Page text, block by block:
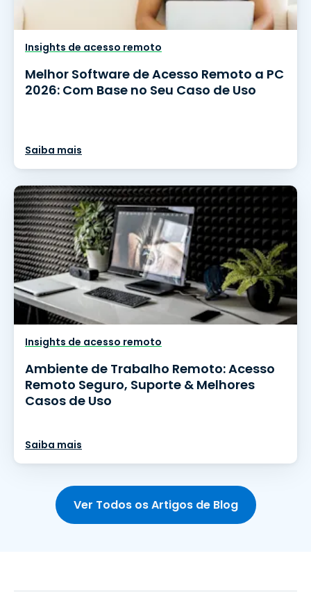
Insights de acesso remoto
Melhor Software de Acesso Remoto a PC
2026: Com Base no Seu Caso de Uso
Saiba mais
Insights de acesso remoto
Ambiente de Trabalho Remoto: Acesso
Remoto Seguro, Suporte & Melhores
Casos de Uso
Saiba mais
Ver Todos os Artigos de Blog